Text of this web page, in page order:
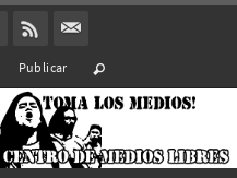
Publicar